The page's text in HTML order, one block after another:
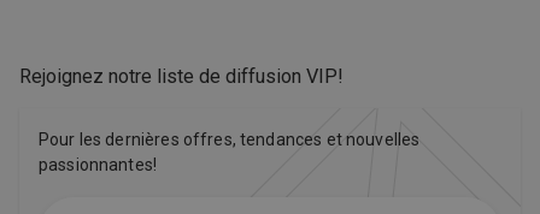
Rejoignez notre liste de diffusion VIP!
Pour les dernières offres, tendances et nouvelles
passionnantes!